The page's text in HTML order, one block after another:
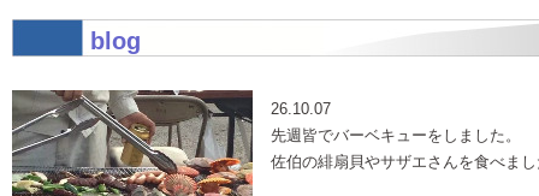
blog
26.10.07
先週皆でバーベキューをしました。
佐伯の緋扇貝やサザエさんを食べま